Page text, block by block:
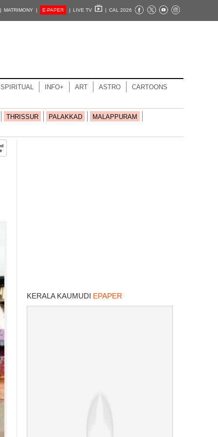
MATRIMONY | E-PAPER | LIVE TV | CAL 2026
SPIRITUAL INFO+ ART ASTRO CARTOONS
THRISSUR PALAKKAD MALAPPURAM
KERALA KAUMUDI EPAPER